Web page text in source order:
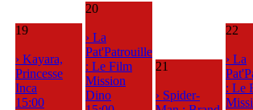
19
› Kayara,
Princesse
Inca
15:00
20
› La
Pat'Patrouille
: Le Film
Mission
Dino
21
› Spider-
22
› La
: Le